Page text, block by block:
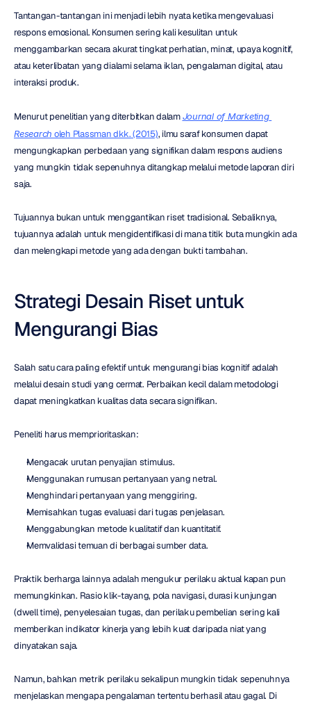
Tantangan-tantangan ini menjadi lebih nyata ketika mengevaluasi
respons emosional. Konsumen sering kali kesulitan untuk
menggambarkan secara akurat tingkat perhatian, minat, upaya kognitif,
atau keterlibatan yang dialami selama iklan, pengalaman digital, atau
interaksi produk.
Menurut penelitian yang diterbitkan dalam Journal of Marketing
Research oleh Plassman dkk. (2015), ilmu saraf konsumen dapat
mengungkapkan perbedaan yang signifikan dalam respons audiens
yang mungkin tidak sepenuhnya ditangkap melalui metode laporan diri
saja.
Tujuannya bukan untuk menggantikan riset tradisional. Sebaliknya,
tujuannya adalah untuk mengidentifikasi di mana titik buta mungkin ada
dan melengkapi metode yang ada dengan bukti tambahan.
Strategi Desain Riset untuk
Mengurangi Bias
Salah satu cara paling efektif untuk mengurangi bias kognitif adalah
melalui desain studi yang cermat. Perbaikan kecil dalam metodologi
dapat meningkatkan kualitas data secara signifikan.
Peneliti harus memprioritaskan:
Mengacak urutan penyajian stimulus.
Menggunakan rumusan pertanyaan yang netral.
Menghindari pertanyaan yang menggiring.
Memisahkan tugas evaluasi dari tugas penjelasan.
Menggabungkan metode kualitatif dan kuantitatif.
Memvalidasi temuan di berbagai sumber data.
Praktik berharga lainnya adalah mengukur perilaku aktual kapan pun
memungkinkan. Rasio klik-tayang, pola navigasi, durasi kunjungan
(dwell time), penyelesaian tugas, dan perilaku pembelian sering kali
memberikan indikator kinerja yang lebih kuat daripada niat yang
dinyatakan saja.
Namun, bahkan metrik perilaku sekalipun mungkin tidak sepenuhnya
menjelaskan mengapa pengalaman tertentu berhasil atau gagal. Di